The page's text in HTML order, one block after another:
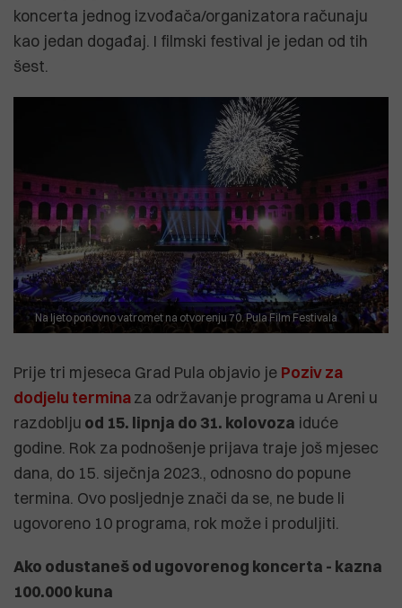
koncerta jednog izvođača/organizatora računaju
kao jedan događaj. I filmski festival je jedan od tih
šest.
Na ljeto ponovno vatromet na otvorenju 70. Pula Film Festivala
Prije tri mjeseca Grad Pula objavio je Poziv za
dodjelu terminaza održavanje programa u Areni u
razdoblju od 15. lipnja do 31. kolovoza iduće
godine. Rok za podnošenje prijava traje još mjesec
dana, do 15. siječnja 2023., odnosno do popune
termina. Ovo posljednje znači da se, ne bude li
ugovoreno 10 programa, rok može i produljiti.
Ako odustaneš od ugovorenog koncerta - kazna
100.000 kuna